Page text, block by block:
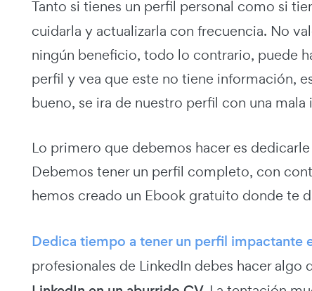
Tanto si tienes un perfil personal como si
cuidarla y actualizarla con frecuencia. No
ningún beneficio, todo lo contrario, puede
perfil y vea que este no tiene información,
bueno, se ira de nuestro perfil con una
Lo primero que debemos hacer es
Debemos tener un perfil completo, con
hemos creado un Ebook gratuito donde te
Dedica tiempo a tener un perfil impactante
profesionales de LinkedIn debes hacer algo